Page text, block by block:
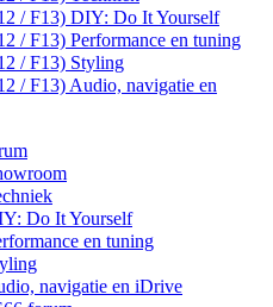
/ F13) DIY: Do It Yourself
/ F13) Performance en tuning
/ F13) Styling
/ F13) Audio, navigatie en
Do It Yourself
en tuning
navigatie en iDrive